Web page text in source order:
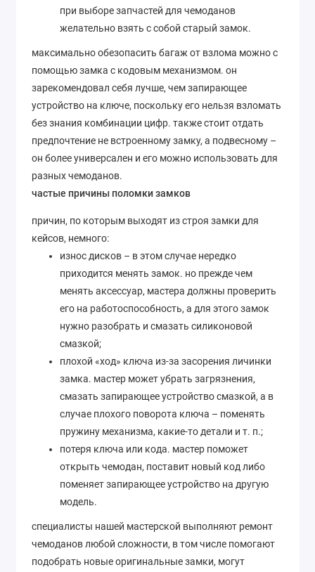
при выборе запчастей для чемоданов
желательно взять с собой старый замок.
максимально обезопасить багаж от взлома можно с
помощью замка с кодовым механизмом. он
зарекомендовал себя лучше, чем запирающее
устройство на ключе, поскольку его нельзя взломать
без знания комбинации цифр. также стоит отдать
предпочтение не встроенному замку, а подвесному –
он более универсален и его можно использовать для
разных чемоданов.
частые причины поломки замков
причин, по которым выходят из строя замки для
кейсов, немного:
износ дисков – в этом случае нередко
приходится менять замок. но прежде чем
менять аксессуар, мастера должны проверить
его на работоспособность, а для этого замок
нужно разобрать и смазать силиконовой
смазкой;
плохой «ход» ключа из-за засорения личинки
замка. мастер может убрать загрязнения,
смазать запирающее устройство смазкой, а в
случае плохого поворота ключа – поменять
пружину механизма, какие-то детали и т. п.;
потеря ключа или кода. мастер поможет
открыть чемодан, поставит новый код либо
поменяет запирающее устройство на другую
модель.
специалисты нашей мастерской выполняют ремонт
чемоданов любой сложности, в том числе помогают
подобрать новые оригинальные замки, могут